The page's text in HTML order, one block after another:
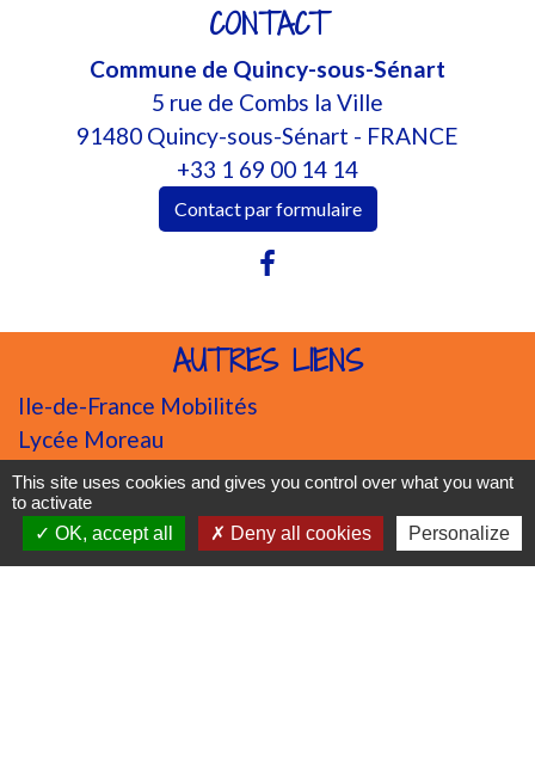
CONTACT
Commune de Quincy-sous-Sénart
5 rue de Combs la Ville
91480 Quincy-sous-Sénart - FRANCE
+33 1 69 00 14 14
Contact par formulaire
AUTRES LIENS
Ile-de-France Mobilités
Lycée Moreau
SAGAD
Tous les liens externes
SIVOM
This site uses cookies and gives you control over what you want
to activate
OK, accept all
Deny all cookies Personalize